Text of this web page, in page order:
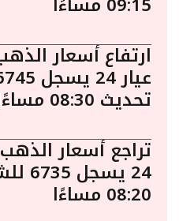
ارتفاع أسعار
تحديث 08:30 مساءًا
تراجع أسعار
24
08:20 مساءًا